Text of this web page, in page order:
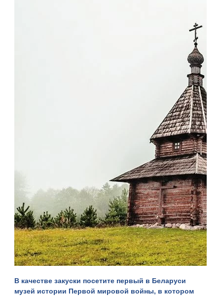
В качестве закуски посетите первый в Беларуси
музей истории Первой мировой войны, в котором